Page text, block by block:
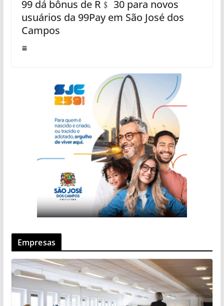
99 dá bônus de R﹩ 30 para novos
usuários da 99Pay em São José dos
Campos
Empresas